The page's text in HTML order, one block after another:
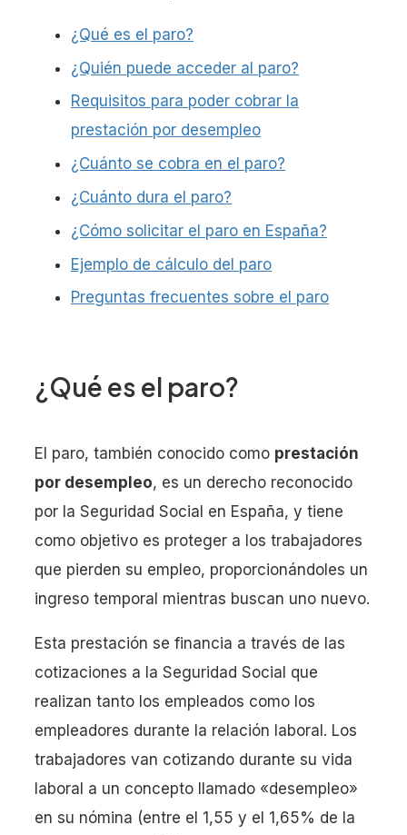
¿Qué es el paro?
¿Quién puede acceder al paro?
Requisitos para poder cobrar la
prestación por desempleo
¿Cuánto se cobra en el paro?
¿Cuánto dura el paro?
¿Cómo solicitar el paro en España?
Ejemplo de cálculo del paro
Preguntas frecuentes sobre el paro
¿Qué es el paro?
El paro, también conocido como prestación
por desempleo, es un derecho reconocido
por la Seguridad Social en España, y tiene
como objetivo es proteger a los trabajadores
que pierden su empleo, proporcionándoles un
ingreso temporal mientras buscan uno nuevo.
Esta prestación se financia a través de las
cotizaciones a la Seguridad Social que
realizan tanto los empleados como los
empleadores durante la relación laboral. Los
trabajadores van cotizando durante su vida
laboral a un concepto llamado «desempleo»
en su nómina (entre el 1,55 y el 1,65% de la